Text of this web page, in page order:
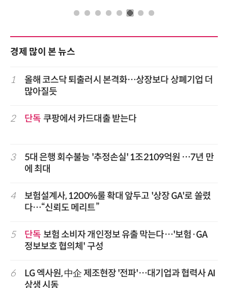
경제 많이 본 뉴스
1
올해 코스닥 퇴출러시 본격화…상장보다 상폐기업 더
많아질듯
2 단독 쿠팡에서 카드대출 받는다
3
5대 은행 회수불능 '추정손실' 1조2109억원 …7년 만
에 최대
4
보험설계사, 1200%룰 확대 앞두고 '상장 GA'로 쏠렸
다…“신뢰도 메리트”
5 단독 보험 소비자 개인정보 유출 막는다…'보험·GA
정보보호 협의체' 구성
6
LG 엑사원, 中企 제조현장 '전파'…대기업과 협력사 AI
상생 시동